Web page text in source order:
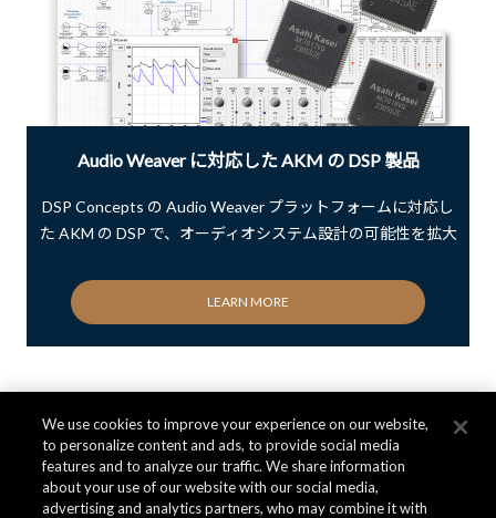
Audio Weaver に対応した AKM の DSP 製品
DSP Concepts の Audio Weaver プラットフォームに対応し
た AKM の DSP で、オーディオシステム設計の可能性を拡大
LEARN MORE
「オーディオ&ボイスDSP」に関するお
問い合わせ
We use cookies to improve your experience on our website,
to personalize content and ads, to provide social media
features and to analyze our traffic. We share information
about your use of our website with our social media,
advertising and analytics partners, who may combine it with